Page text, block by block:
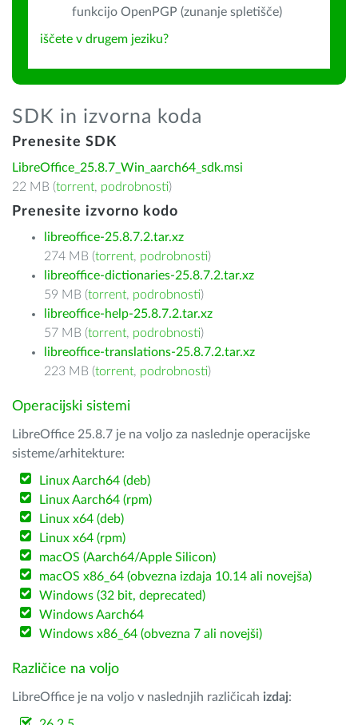
funkcijo OpenPGP (zunanje spletišče)
iščete v drugem jeziku?
SDK in izvorna koda
Prenesite SDK
LibreOffice_25.8.7_Win_aarch64_sdk.msi
22 MB (torrent, podrobnosti)
Prenesite izvorno kodo
libreoffice-25.8.7.2.tar.xz
274 MB (torrent, podrobnosti)
libreoffice-dictionaries-25.8.7.2.tar.xz
59 MB (torrent, podrobnosti)
libreoffice-help-25.8.7.2.tar.xz
57 MB (torrent, podrobnosti)
libreoffice-translations-25.8.7.2.tar.xz
223 MB (torrent, podrobnosti)
Operacijski sistemi
LibreOffice 25.8.7 je na voljo za naslednje operacijske
sisteme/arhitekture:
Linux Aarch64 (deb)
Linux Aarch64 (rpm)
Linux x64 (deb)
Linux x64 (rpm)
macOS (Aarch64/Apple Silicon)
macOS x86_64 (obvezna izdaja 10.14 ali novejša)
Windows (32 bit, deprecated)
Windows Aarch64
Windows x86_64 (obvezna 7 ali novejši)
Različice na voljo
LibreOffice je na voljo v naslednjih različicah izdaj: